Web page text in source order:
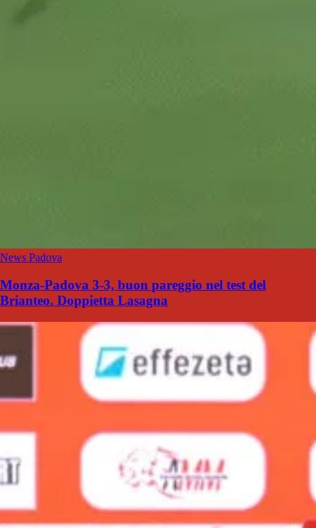
News Padova
Monza-Padova 3-3, buon pareggio nel test del
Brianteo. Doppietta Lasagna